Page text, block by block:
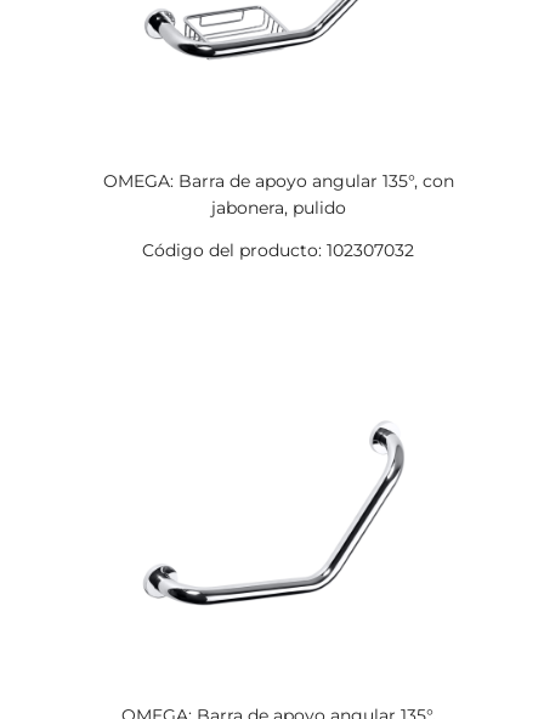
OMEGA: Barra de apoyo angular 135°, con
jabonera, pulido
Código del producto: 102307032